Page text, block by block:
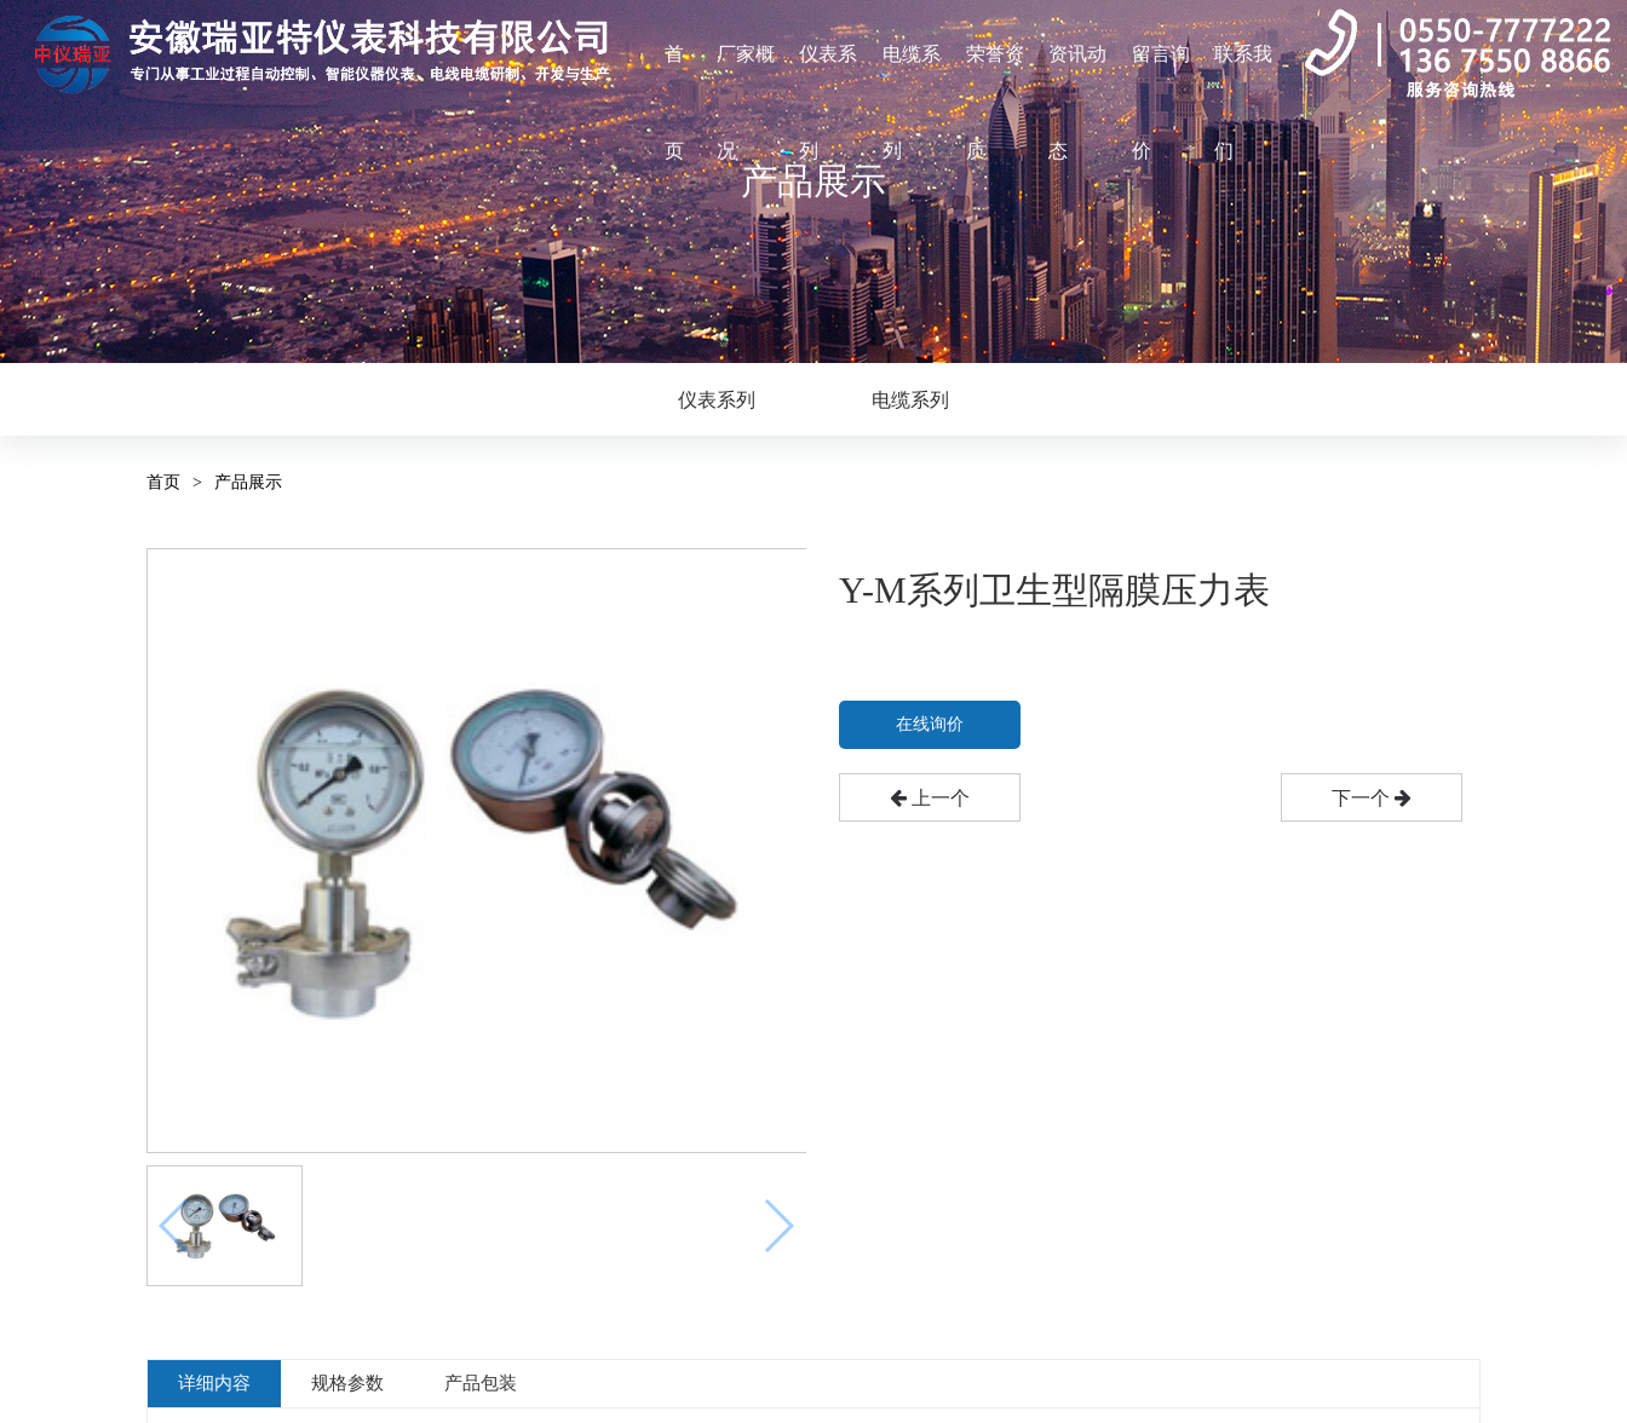
首
页
厂家概
况
仪表系
列
电缆系
列
荣誉资
质
资讯动
态
留言询
价
联系我
们
产品展示
仪表系列 电缆系列
首页 > 产品展示
Y-M系列卫生型隔膜压力表
在线询价
上一个 下一个
详细内容 规格参数 产品包装